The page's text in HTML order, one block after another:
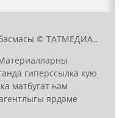
© ТАТМЕДИА..
гиперссылка кую
матбугат һәм
ярдәме